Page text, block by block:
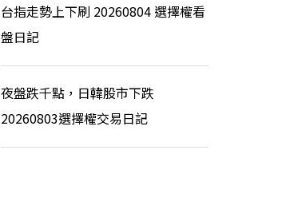
台指走勢上下刷 20260804 選擇權看
盤日記
夜盤跌千點，日韓股市下跌
20260803選擇權交易日記